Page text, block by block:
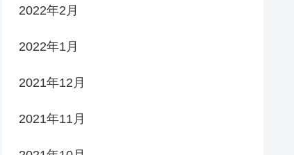
2022年2月
2022年1月
2021年12月
2021年11月